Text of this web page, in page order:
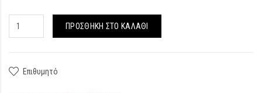
ΠΡΟΣΘΉΚΗ ΣΤΟ ΚΑΛΆΘΙ
Επιθυμητό